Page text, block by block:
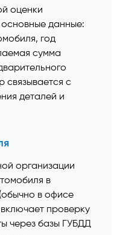
оценки
основные данные:
год
сумма
связывается с
деталей и
организации
в
в офисе
проверку
через базы ГУБДД